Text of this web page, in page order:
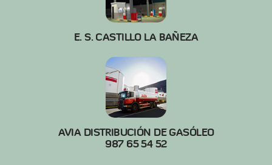
E. S. CASTILLO LA BAÑEZA
AVIA DISTRIBUCIÓN DE GASÓLEO
987 65 54 52